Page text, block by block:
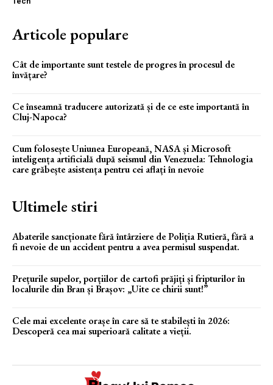
Articole populare
Cât de importante sunt testele de progres în procesul de
învățare?
Ce înseamnă traducere autorizată și de ce este importantă în
Cluj-Napoca?
Cum folosește Uniunea Europeană, NASA și Microsoft
inteligența artificială după seismul din Venezuela: Tehnologia
care grăbește asistența pentru cei aflați în nevoie
Ultimele stiri
Abaterile sancționate fără întârziere de Poliția Rutieră, fără a
fi nevoie de un accident pentru a avea permisul suspendat.
Prețurile supelor, porțiilor de cartofi prăjiți și fripturilor în
localurile din Bran și Brașov: „Uite ce chirii sunt!”
Cele mai excelente orașe în care să te stabilești în 2026:
Descoperă cea mai superioară calitate a vieții.